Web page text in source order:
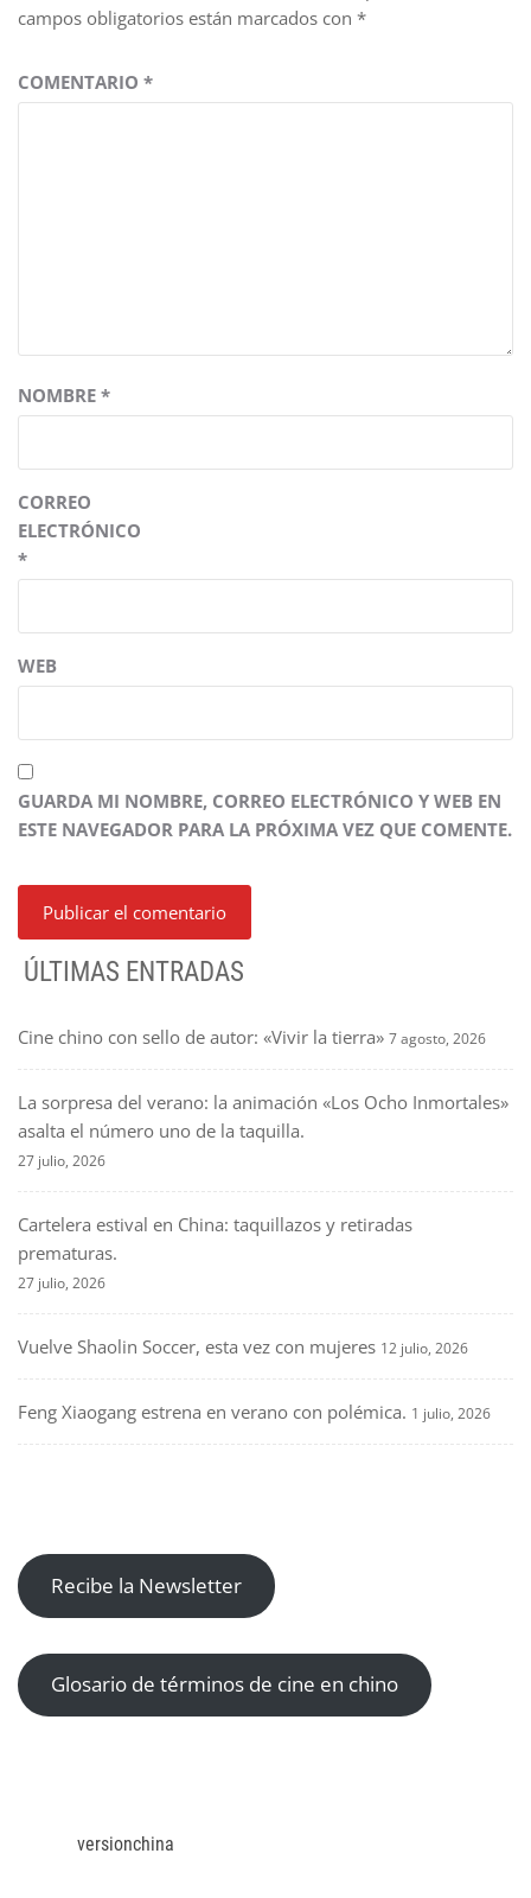
campos obligatorios están marcados con *
COMENTARIO *
NOMBRE *
CORREO
ELECTRÓNICO
*
WEB
GUARDA MI NOMBRE, CORREO ELECTRÓNICO Y WEB EN
ESTE NAVEGADOR PARA LA PRÓXIMA VEZ QUE COMENTE.
ÚLTIMAS ENTRADAS
Cine chino con sello de autor: «Vivir la tierra» 7 agosto, 2026
La sorpresa del verano: la animación «Los Ocho Inmortales»
asalta el número uno de la taquilla.
27 julio, 2026
Cartelera estival en China: taquillazos y retiradas
prematuras.
27 julio, 2026
Vuelve Shaolin Soccer, esta vez con mujeres 12 julio, 2026
Feng Xiaogang estrena en verano con polémica. 1 julio, 2026
Recibe la Newsletter
Glosario de términos de cine en chino
versionchina